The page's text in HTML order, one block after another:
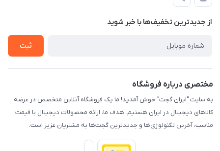
لیست محصولات
درباره ما
حریم خصوصی
راهنما
از جدید‌ترین تخفیف‌ها با‌ خبر شوید
ثبت
مختصری درباره فروشگاه
به سایت "ایران گجت" خوش آمدید! ما یک فروشگاه آنلاین متخصص در عرضه
کالاهای دیجیتال در ایران هستیم. هدف ما، ارائه محصولات دیجیتال با قیمت
مناسب، آخرین تکنولوژی‌ها و جدیدترین گجت‌ها به مشتریان عزیز است.